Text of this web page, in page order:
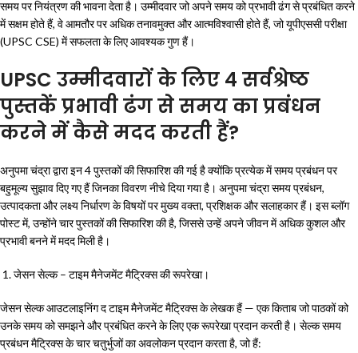
समय पर नियंत्रण की भावना देता है। उम्मीदवार जो अपने समय को प्रभावी ढंग से प्रबंधित करने
में सक्षम होते हैं, वे आमतौर पर अधिक तनावमुक्त और आत्मविश्वासी होते हैं, जो यूपीएससी परीक्षा
(UPSC CSE) में सफलता के लिए आवश्यक गुण हैं।
UPSC उम्मीदवारों के लिए 4 सर्वश्रेष्ठ
पुस्तकें प्रभावी ढंग से समय का प्रबंधन
करने में कैसे मदद करती हैं?
अनुपमा चंद्रा द्वारा इन 4 पुस्तकों की सिफारिश की गई है क्योंकि प्रत्येक में समय प्रबंधन पर
बहुमूल्य सुझाव दिए गए हैं जिनका विवरण नीचे दिया गया है। अनुपमा चंद्रा समय प्रबंधन,
उत्पादकता और लक्ष्य निर्धारण के विषयों पर मुख्य वक्ता, प्रशिक्षक और सलाहकार हैं। इस ब्लॉग
पोस्ट में, उन्होंने चार पुस्तकों की सिफारिश की है, जिससे उन्हें अपने जीवन में अधिक कुशल और
प्रभावी बनने में मदद मिली है।
जेसन सेल्क – टाइम मैनेजमेंट मैट्रिक्स की रूपरेखा।
जेसन सेल्क आउटलाइनिंग द टाइम मैनेजमेंट मैट्रिक्स के लेखक हैं — एक किताब जो पाठकों को
उनके समय को समझने और प्रबंधित करने के लिए एक रूपरेखा प्रदान करती है। सेल्क समय
प्रबंधन मैट्रिक्स के चार चतुर्भुजों का अवलोकन प्रदान करता है, जो हैं: